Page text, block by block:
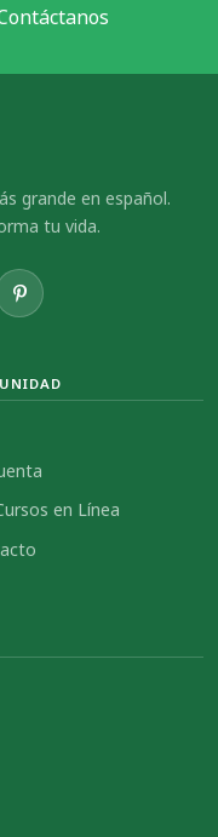
grande en español.
tu vida.
en Línea